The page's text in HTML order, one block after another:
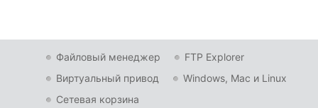
Файловый менеджер
FTP Explorer
Виртуальный привод
Windows, Mac и Linux
Сетевая корзина